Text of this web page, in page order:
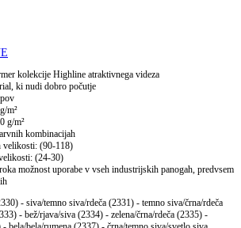
kolekcije Highline atraktivnega videza
ki nudi dobro počutje
m²
g/m²
kombinacijah
velikosti: (90-118)
(24-30)
možnost uporabe v vseh industrijskih panogah, predvsem
- siva/temno siva/rdeča (2331) - temno siva/črna/rdeča
- bež/rjava/siva (2334) - zelena/črna/rdeča (2335) -